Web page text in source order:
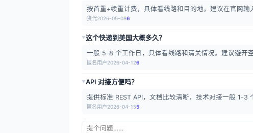
按首重+续重计费，具体看线路和目的地。建议在官网输
货代2026-05-086
▶这个快递到美国大概多久？
一般 5-8 个工作日，具体看线路和清关情况。建议避开
匿名用户2026-04-126
▶API 对接方便吗？
提供标准 REST API，文档比较清晰，技术对接一般 1-3
匿名用户2026-04-155